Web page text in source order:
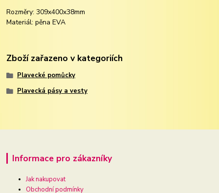
Rozměry: 309x400x38mm
Materiál: pěna EVA
Zboží zařazeno v kategoriích
Plavecké pomůcky
Plavecká pásy a vesty
Informace pro zákazníky
Jak nakupovat
Obchodní podmínky